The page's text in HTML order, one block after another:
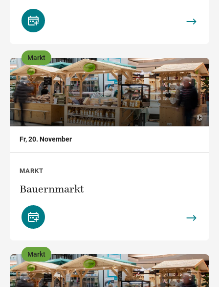
,
©
Markt
Fr, 20. November
MARKT
Bauernmarkt
,
Markt